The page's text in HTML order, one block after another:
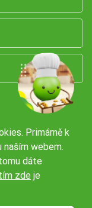
Primárně k
naším webem.
dáte
zde je